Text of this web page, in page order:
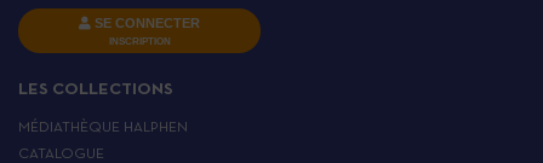
SE CONNECTER
INSCRIPTION
LES COLLECTIONS
MÉDIATHÈQUE HALPHEN
CATALOGUE